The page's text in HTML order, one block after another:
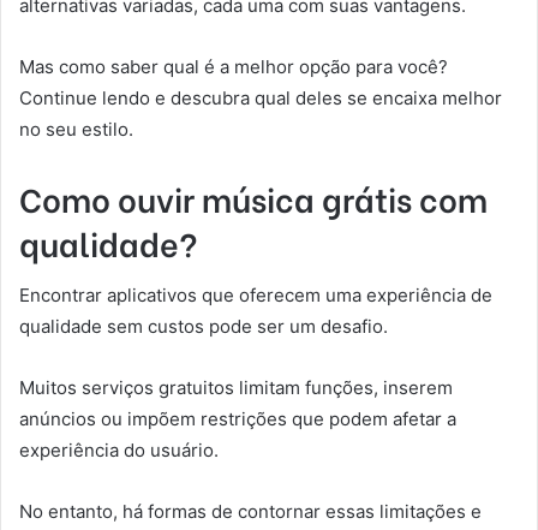
alternativas variadas, cada uma com suas vantagens.
Mas como saber qual é a melhor opção para você?
Continue lendo e descubra qual deles se encaixa melhor
no seu estilo.
Como ouvir música grátis com
qualidade?
Encontrar aplicativos que oferecem uma experiência de
qualidade sem custos pode ser um desafio.
Muitos serviços gratuitos limitam funções, inserem
anúncios ou impõem restrições que podem afetar a
experiência do usuário.
No entanto, há formas de contornar essas limitações e